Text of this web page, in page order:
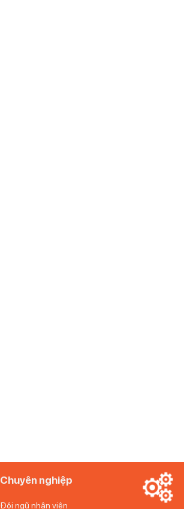
Chuyên nghiệp
Đội ngũ nhân viên